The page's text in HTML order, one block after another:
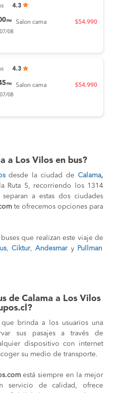
4.3
PM
08
Salon cama $54.990
4.3
PM
08
Salon cama $54.990
a Los Vilos en bus?
desde la ciudad deCalama,
Ruta 5, recorriendo los 1314
a estas dos ciudades
te ofrecemos opciones para
que realizan este viaje de
,Ciktur,Andesmar y Pullman
de Calama a Los Vilos
brinda a los usuarios una
sus pasajes a través de
dispositivo con internet
su medio de transporte.
está siempre en la mejor
servicio de calidad, ofrece